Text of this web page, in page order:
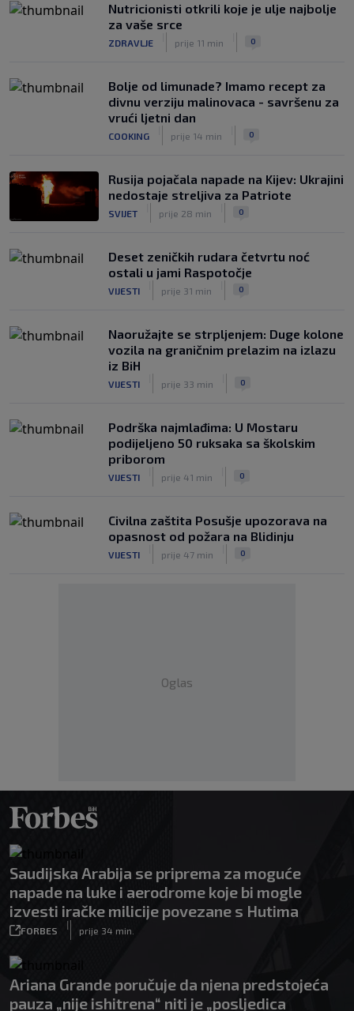
Nutricionisti otkrili koje je ulje najbolje
za vaše srce
ZDRAVLJE prije 11 min 0
Bolje od limunade? Imamo recept za
divnu verziju malinovaca - savršenu za
vrući ljetni dan
COOKING prije 14 min 0
Rusija pojačala napade na Kijev: Ukrajini
nedostaje streljiva za Patriote
SVIJET prije 28 min 0
Deset zeničkih rudara četvrtu noć
ostali u jami Raspotočje
VIJESTI prije 31 min 0
Naoružajte se strpljenjem: Duge kolone
vozila na graničnim prelazim na izlazu
iz BiH
VIJESTI prije 33 min 0
Podrška najmlađima: U Mostaru
podijeljeno 50 ruksaka sa školskim
priborom
VIJESTI prije 41 min 0
Civilna zaštita Posušje upozorava na
opasnost od požara na Blidinju
VIJESTI prije 47 min 0
Oglas
Saudijska Arabija se priprema za moguće
napade na luke i aerodrome koje bi mogle
izvesti iračke milicije povezane s Hutima
FORBES
|
prije 34 min.
Ariana Grande poručuje da njena predstojeća
pauza „nije ishitrena“ niti je „posljedica